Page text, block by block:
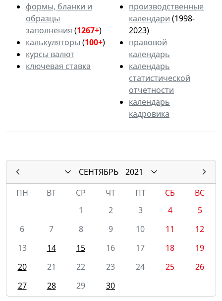
формы, бланки и
образцы
заполнения (1267+)
калькуляторы (100+)
курсы валют
ключевая ставка
производственные
календари (1998-
2023)
правовой
календарь
календарь
статистической
отчетности
календарь
кадровика
СЕНТЯБРЬ
2021
ПН
ВТ СР ЧТ ПТ СБ
ВС
1
2 3 4
5
6
7 8 9 10 11
12
13
14 15 16 17 18
19
20
21 22 23 24 25
26
27
28 29 30